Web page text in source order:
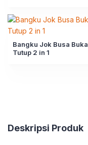
Bangku Jok Busa Buka
Tutup 2 in 1
Deskripsi Produk